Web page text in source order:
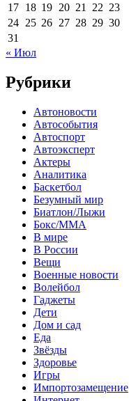
17 18 19 20 21 22 23
24 25 26 27 28 29 30
31
« Июл
Рубрики
Автоновости
Автособытия
Автоспорт
Автоэксперт
Актеры
Аналитика
Баскетбол
Безумный мир
Биатлон/Лыжи
Бокс/MMA
В мире
В России
Вещи
Военные новости
Волейбол
Гаджеты
Дети
Дом и сад
Еда
Звёзды
Здоровье
Игры
Импортозамещение